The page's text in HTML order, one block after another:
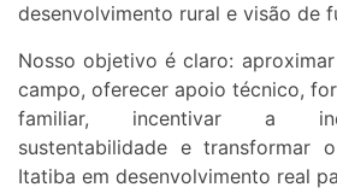
desenvolvimento rural e visão de
Nosso objetivo é claro:
campo, oferecer apoio técnico,
familiar, incentivar a
sustentabilidade e transformar
Itatiba em desenvolvimento real